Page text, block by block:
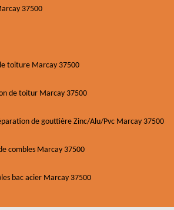
37500
toiture Marcay 37500
de toitur Marcay 37500
de gouttière Zinc/Alu/Pvc Marcay 37500
combles Marcay 37500
bac acier Marcay 37500